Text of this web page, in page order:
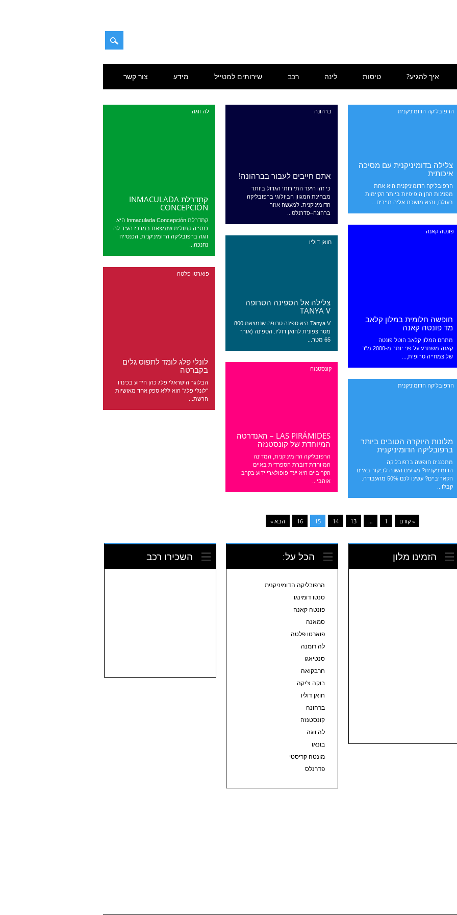
איך להגיע? טיסות לינה רכב שירותים למטייל מידע צור קשר
לה ווגה
קתדרלת INMACULADA
CONCEPCIÓN
קתדרלת Inmaculada Concepción היא
כנסייה קתולית שנמצאת במרכז העיר לה
ווגה ברפובליקה הדומיניקנית. הכנסייה
נחנכה...
ברהונה
אתם חייבים לעבור בברהונה!
כי זהו היעד התיירותי הגדול ביותר
מבחינת המגוון הביולוגי ברפובליקה
הדומיניקנית. למעשה אזור
ברהונה–פדרנלס...
הרפובליקה הדומיניקנית
צלילה בדומיניקנית עם מסיכה
איכותית
הרפובליקה הדומיניקנית היא אחת
מפנינות החן היפיפיות ביותר הקיימות
בעולם, והיא מושכת אליה תיירים...
פונטה קאנה
חופשה חלומית במלון קלאב
מד פונטה קאנה
מתחם המלון קלאב הוטל פונטה
קאנה משתרע על פני יותר מ-2000 מ"ר
של צמחייה טרופית,...
חואן דוליו
צלילה אל הספינה הטרופה
TANYA V
Tanya V היא ספינה טרופה שנמצאת 800
מטר צפונית לחואן דוליו. הספינה (אורך
65 מטר...
פוארטו פלטה
לונלי פלג לומד לתפוס גלים
בקברטה
הבלוגר הישראלי פלג כהן הידוע בכינויו
"לונלי פלג" הוא ללא ספק אחד מאושיות
הרשת...
קונסטנזה
LAS PIRÁMIDES – האנדרטה
המיוחדת של קונסטנזה
הרפובליקה הדומיניקנית, המדינה
המיוחדת דוברת הספרדית באיים
הקריביים היא יעד פופולארי ידוע בקרב
אוהבי...
הרפובליקה הדומיניקנית
מלונות היוקרה הטובים ביותר
ברפובליקה הדומיניקנית
מתכננים חופשה ברפובליקה
הדומיניקנית? מגיעים השנה לביקור באיים
הקאריביים? עשינו לכם 50% מהעבודה.
קבלו...
» קודם 1
…
13
14
15
16 הבא »
הזמינו מלון הכל על:
הרפובליקה הדומיניקנית
סנטו דומינגו
פונטה קאנה
סמאנה
פוארטו פלטה
לה רומנה
סנטיאגו
חרבקואה
בוקה צ'יקה
חואן דוליו
ברהונה
קונסטנזה
לה ווגה
בונאו
מונטה קריסטי
פדרנלס
השכירו רכב